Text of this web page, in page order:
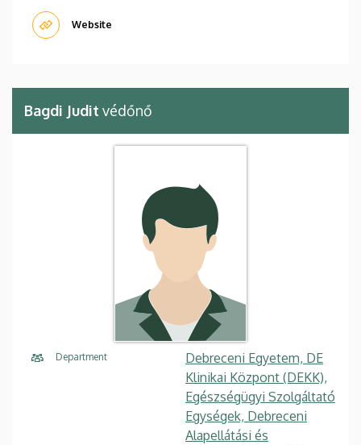
Website
Bagdi Judit védőnő
Department
Debreceni Egyetem, DE
Klinikai Központ (DEKK),
Egészségügyi Szolgáltató
Egységek, Debreceni
Alapellátási és